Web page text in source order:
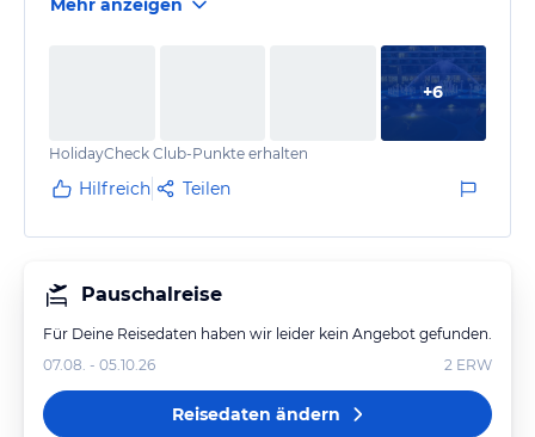
Mehr anzeigen
+6
HolidayCheck Club-Punkte erhalten
Hilfreich Teilen
Pauschalreise
Für Deine Reisedaten haben wir leider kein Angebot gefunden.
07.08. - 05.10.26
2 ERW
Reisedaten ändern